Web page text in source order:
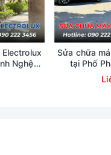
Nghệ
Sửa chữa
tại Phố